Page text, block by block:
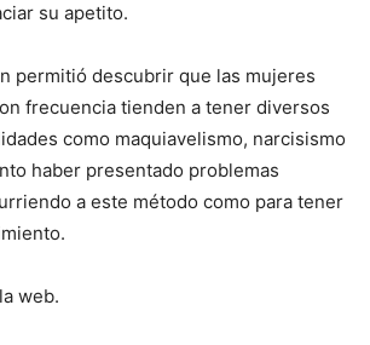
su apetito.
permitió descubrir que las mujeres
frecuencia tienden a tener diversos
como maquiavelismo, narcisismo
haber presentado problemas
a este método como para tener
web.